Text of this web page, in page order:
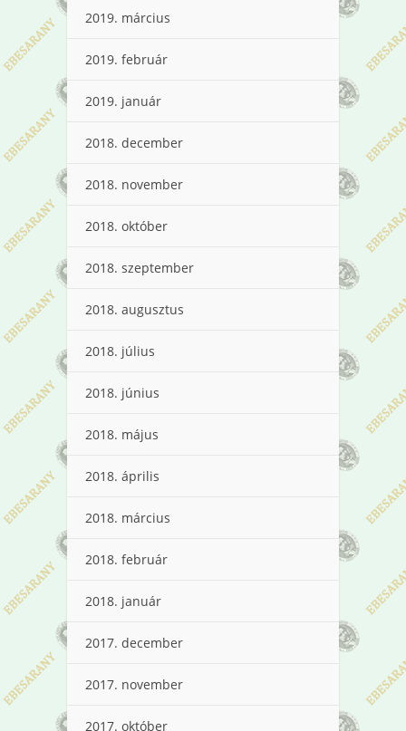
2019. március
2019. február
2019. január
2018. december
2018. november
2018. október
2018. szeptember
2018. augusztus
2018. július
2018. június
2018. május
2018. április
2018. március
2018. február
2018. január
2017. december
2017. november
2017. október